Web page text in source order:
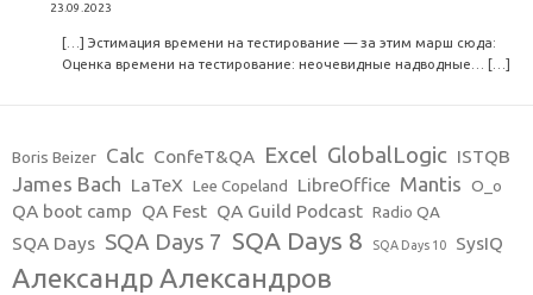
23.09.2023
[…] Эстимация времени на тестирование — за этим марш сюда:
Оценка времени на тестирование: неочевидные надводные… […]
Boris Beizer Calc ConfeT&QA Excel GlobalLogic ISTQB
James Bach LaTeX Lee Copeland LibreOffice Mantis O_o
QA boot camp QA Fest QA Guild Podcast Radio QA
SQA Days SQA Days 7 SQA Days 8 SQA Days 10 SysIQ
Александр Александров